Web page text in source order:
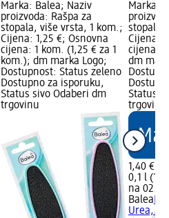
Marka: Balea; Naziv
proizvoda: Rašpa za
stopala, više vrsta, 1 kom.;
Cijena: 1,25 €; Osnovna
cijena: 1 kom. (1,25 € za 1
kom.); dm marka Logo;
Dostupnost: Status zeleno
Dostupno za isporuku,
Status sivo Odaberi dm
trgovinu
Marka:
stopala
Cijena:
cijena:
dm
Status
trgovinu
1,40 €
0,1 l
na
Balea
Urea,